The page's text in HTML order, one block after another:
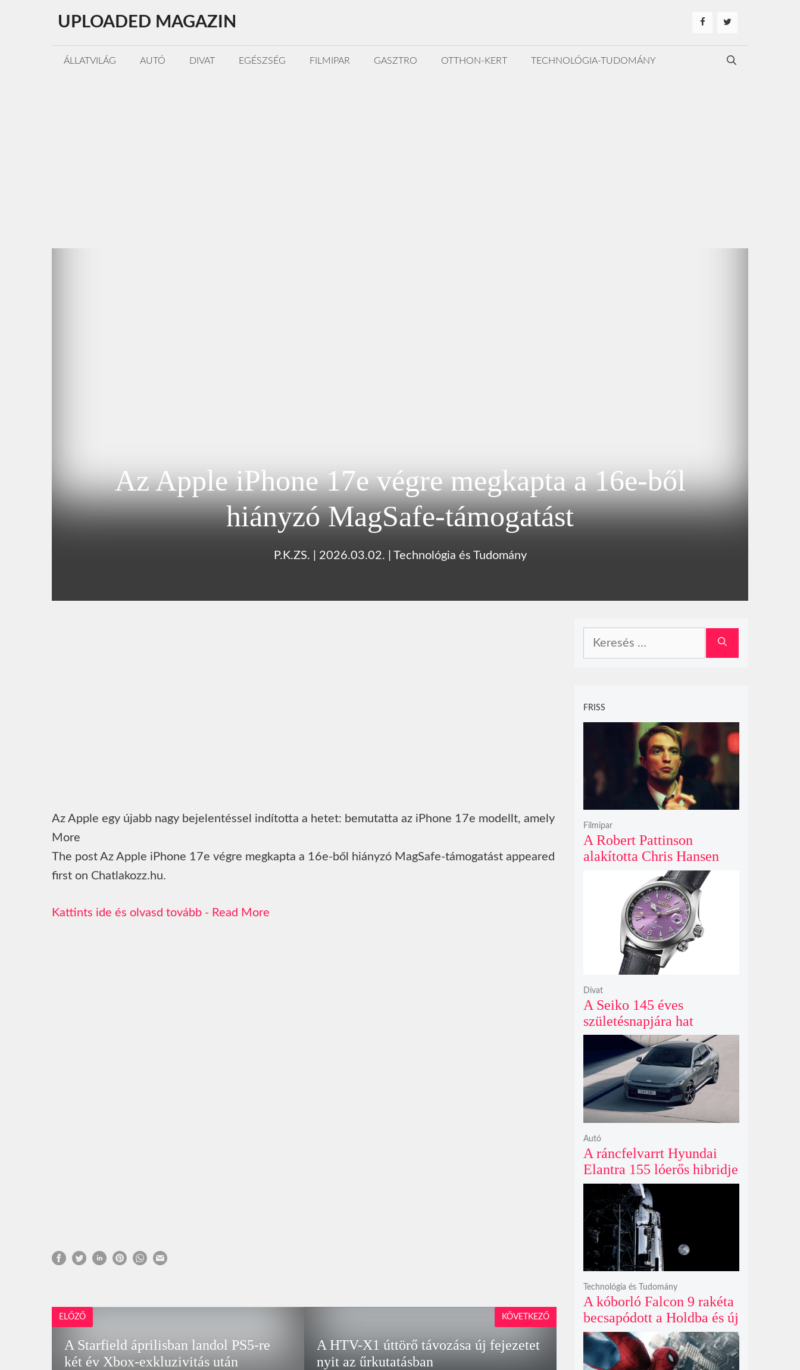
tartalomba
UPLOADED MAGAZIN
ÁLLATVILÁG AUTÓ DIVAT EGÉSZSÉG FILMIPAR GASZTRO OTTHON-KERT TECHNOLÓGIA-TUDOMÁNY
Az Apple iPhone 17e végre megkapta a 16e-ből
hiányzó MagSafe-támogatást
P.K.ZS. 2026.03.02. Technológia és Tudomány
Az Apple egy újabb nagy bejelentéssel indította a hetet: bemutatta az iPhone 17e modellt, amely
More
The post Az Apple iPhone 17e végre megkapta a 16e-ből hiányzó MagSafe-támogatást appeared
first on Chatlakozz.hu.
Read More
ELŐZŐ
A Starfield áprilisban landol PS5-re
két év Xbox-exkluzivitás után
A HTV-X1 úttörő távozása új fejezetet
nyit az űrkutatásban
KÖVETKEZŐ
FRISS
A Robert Pattinson
alakította Chris Hansen
sötét vadászatra indul a
Primetime előzetesében
Filmipar
A Seiko 145 éves
születésnapjára hat
limitált kiadású Edo-lila
számlapos modellt hozott
ki
Divat
A ráncfelvarrt Hyundai
Elantra 155 lóerős hibridje
és prémium utastere
komoly belsőtéri ugrást
hoz
Autó
A kóborló Falcon 9 rakéta
becsapódott a Holdba és új
krátert hagyott maga után
Technológia és Tudomány